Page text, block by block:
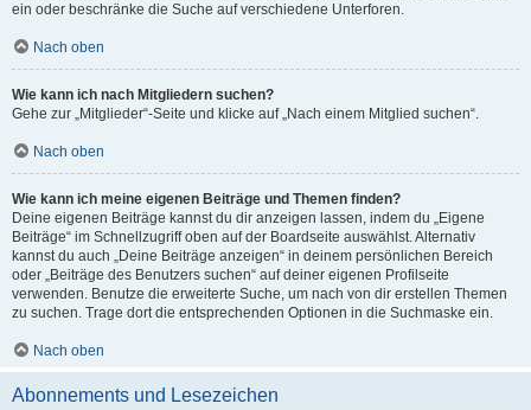
ein oder beschränke die Suche auf verschiedene Unterforen.
Nach oben
Wie kann ich nach Mitgliedern suchen?
Gehe zur „Mitglieder“-Seite und klicke auf „Nach einem Mitglied suchen“.
Nach oben
Wie kann ich meine eigenen Beiträge und Themen finden?
Deine eigenen Beiträge kannst du dir anzeigen lassen, indem du „Eigene
Beiträge“ im Schnellzugriff oben auf der Boardseite auswählst. Alternativ
kannst du auch „Deine Beiträge anzeigen“ in deinem persönlichen Bereich
oder „Beiträge des Benutzers suchen“ auf deiner eigenen Profilseite
verwenden. Benutze die erweiterte Suche, um nach von dir erstellen Themen
zu suchen. Trage dort die entsprechenden Optionen in die Suchmaske ein.
Nach oben
Abonnements und Lesezeichen